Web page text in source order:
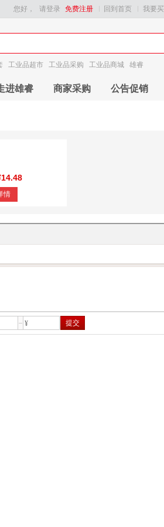
回到首页 我要买
您好， 请登录 免费注册
工业品超市 工业品采购 工业品商城 雄睿
进雄睿 商家采购 公告促销
情
¥ 提交